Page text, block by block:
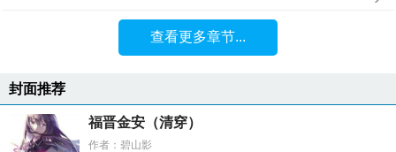
查看更多章节...
封面推荐
福晋金安（清穿）
作者：碧山影